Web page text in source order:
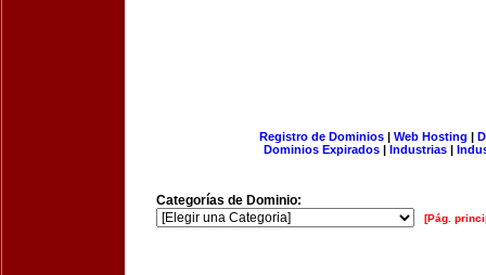
Registro de Dominios| Web Hosting |
Dominios Expirados | Industrias |
Categorías de Dominio:
[Pág.